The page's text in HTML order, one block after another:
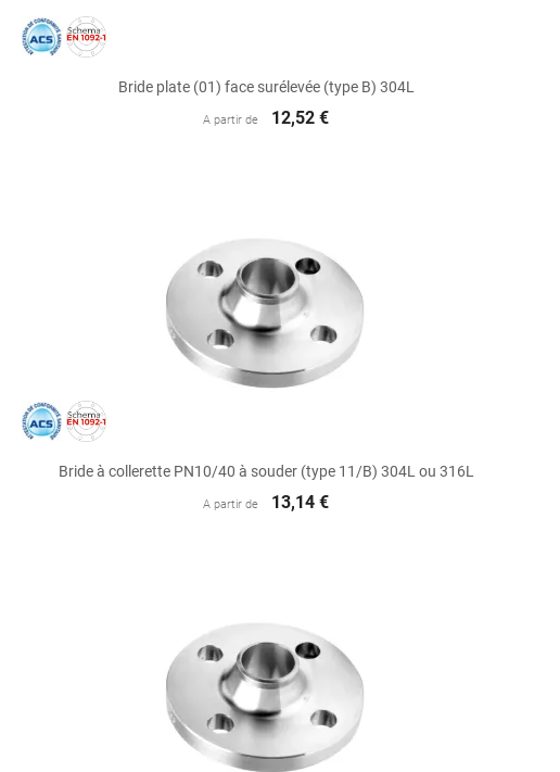
 Aperçu rapide
Bride plate (01) face surélevée (type B) 304L
A partir de 12,52 €
Aperçu rapide
Bride à collerette PN10/40 à souder (type 11/B) 304L ou 316L
A partir de 13,14 €